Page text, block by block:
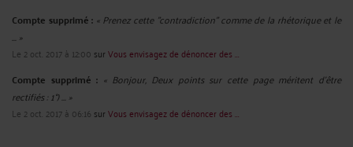
Compte supprimé : « Prenez cette "contradiction" comme de la rhétorique et le
... »
Le 2 oct. 2017 à 12:00 surVous envisagez de dénoncer des ...
Compte supprimé : « Bonjour, Deux points sur cette page méritent d'être
rectifiés : 1°) ... »
Le 2 oct. 2017 à 06:16 surVous envisagez de dénoncer des ...